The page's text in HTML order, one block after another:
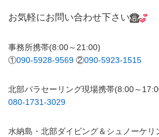
お気軽にお問い合わせ下さい
事務所携帯(8:00～21:00)
①090-5928-9569 ②090-5923-1515
北部パラセーリング現場携帯(8:00～
080-1731-3029
水納島・北部ダイビング＆シュノーケリ